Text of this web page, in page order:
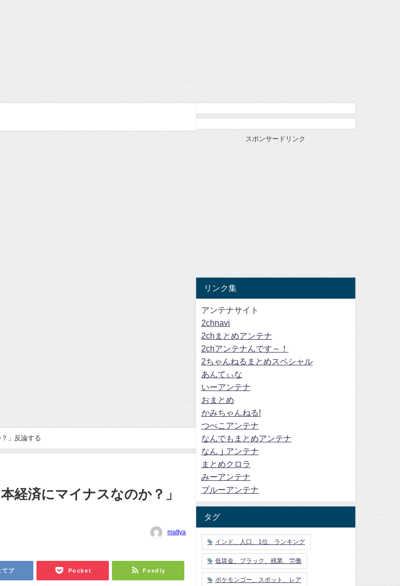
」反論する
経済にマイナスなのか？」
mattya
てブ Pocket Feedly
スポンサードリンク
リンク集
アンテナサイト
2chnavi
2chまとめアンテナ
2chアンテナんです～！
2ちゃんねるまとめスペシャル
あんてぃな
いーアンテナ
おまとめ
かみちゃんねる!
つべこアンテナ
なんでもまとめアンテナ
なんｊアンテナ
まとめクロラ
みーアンテナ
ブルーアンテナ
タグ
インド、人口、1位、ランキング
低賃金、ブラック、残業、労働
ポケモンゴー、スポット、レア